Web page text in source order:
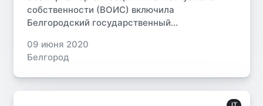
собственности (ВОИС) включила
Белгородский государственный...
09 июня 2020
Белгород